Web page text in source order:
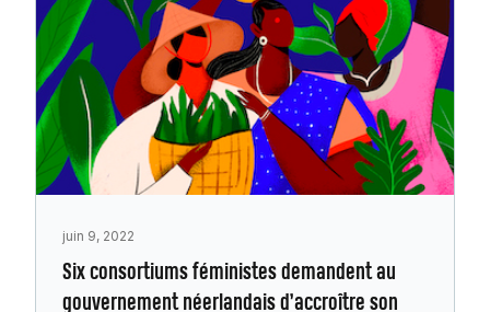
juin 9, 2022
Six consortiums féministes demandent au
gouvernement néerlandais d’accroître son